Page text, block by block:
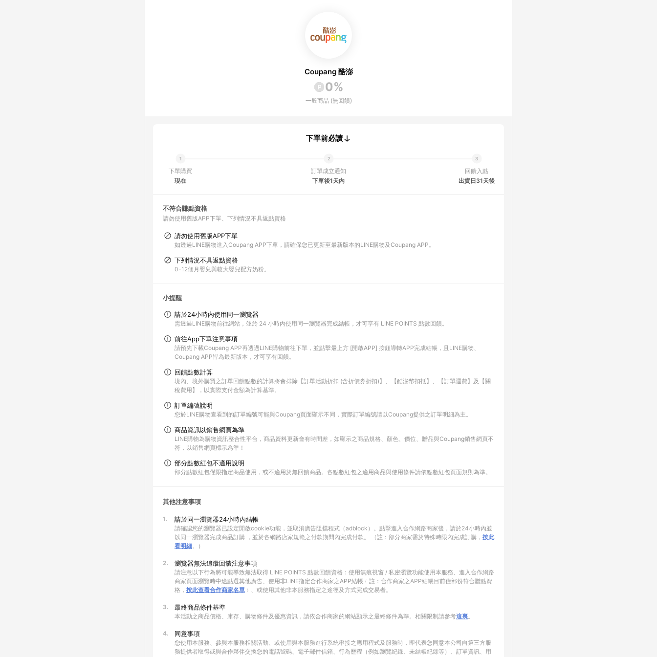
Coupang 酷澎
0%
一般商品 (無回饋)
下單前必讀
下單購買
現在
訂單成立通知
下單後1天內
回饋入點
出貨日31天後
不符合賺點資格
請勿使用舊版APP下單 下列情況不具返點資格
請勿使用舊版APP下單
如透過LINE購物進入Coupang APP下單，請確保您已更新至最新版本的LINE購物及Coupang APP。
下列情況不具返點資格
0-12個月嬰兒與較大嬰兒配方奶粉。
小提醒
請於24小時內使用同一瀏覽器
需透過LINE購物前往網站，並於 24 小時內使用同一瀏覽器完成結帳，才可享有 LINE POINTS 點數回饋。
前往App下單注意事項
請預先下載Coupang APP再透過LINE購物前往下單，並點擊最上方 [開啟APP] 按鈕導轉APP完成結帳，且LINE購物、
Coupang APP皆為最新版本，才可享有回饋。
回饋點數計算
境內、境外購買之訂單回饋點數的計算將會排除【訂單活動折扣 (含折價券折扣)】、【酷澎幣扣抵】、【訂單運費】及【關
稅費用】，以實際支付金額為計算基準。
訂單編號說明
您於LINE購物查看到的訂單編號可能與Coupang頁面顯示不同，實際訂單編號請以Coupang提供之訂單明細為主。
商品資訊以銷售網頁為準
LINE購物為購物資訊整合性平台，商品資料更新會有時間差，如顯示之商品規格、顏色、價位、贈品與Coupang銷售網頁不
符，以銷售網頁標示為準！
部分點數紅包不適用說明
部分點數紅包僅限指定商品使用，或不適用於無回饋商品。各點數紅包之適用商品與使用條件請依點數紅包頁面規則為準。
其他注意事項
1. 請於同一瀏覽器24小時內結帳
請確認您的瀏覽器已設定開啟cookie功能，並取消廣告阻擋程式（adblock）。點擊進入合作網路商家後，請於24小時內並
以同一瀏覽器完成商品訂購 ，並於各網路店家規範之付款期間內完成付款。 （註：部分商家需於特殊時限內完成訂購， 按此
看明細。）
2. 瀏覽器無法追蹤回饋注意事項
請注意以下行為將可能導致無法取得 LINE POINTS 點數回饋資格：使用無痕視窗 / 私密瀏覽功能使用本服務、進入合作網路
商家頁面瀏覽時中途點選其他廣告、使用非LINE指定合作商家之APP結帳﹙註：合作商家之APP結帳目前僅部份符合贈點資
格， 按此查看合作商家名單 ﹚、或使用其他非本服務指定之途徑及方式完成交易者。
3. 最終商品條件基準
本活動之商品價格、庫存、購物條件及優惠資訊，請依合作商家的網站顯示之最終條件為準。相關限制請參考這裏。
4. 同意事項
您使用本服務、參與本服務相關活動、或使用與本服務進行系統串接之應用程式及服務時，即代表您同意本公司向第三方服
務提供者取得或與合作夥伴交換您的電話號碼、電子郵件信箱、行為歷程（例如瀏覽紀錄、未結帳紀錄等）、訂單資訊、用